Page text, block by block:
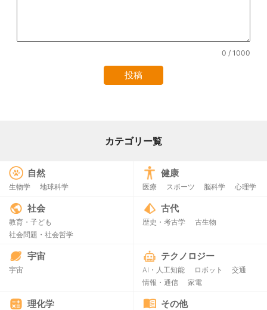
0 / 1000
カテゴリー覧
自然
生物学 地球科学
健康
医療 スポーツ 脳科学 心理学
社会
教育・子ども
社会問題・社会哲学
古代
歴史・考古学 古生物
宇宙
宇宙
テクノロジー
AI・人工知能 ロボット
交通
情報・通信
家電
理化学 その他